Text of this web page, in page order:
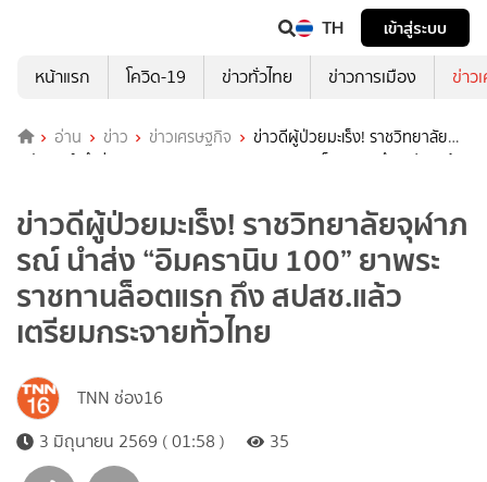
TH
เข้าสู่ระบบ
หน้าแรก
โควิด-19 ข่าวทั่วไทย ข่าวการเมือง ข่าว
อ่าน ข่าว ข่าวเศรษฐกิจ
ข่าวดีผู้ป่วยมะเร็ง! ราชวิทยาลัย
จุฬาภรณ์ นำส่ง “อิมครานิบ 100” ยาพระราชทานล็อตแรก ถึง สปสช.แล้ว
ข่าวดีผู้ป่วยมะเร็ง! ราชวิทยาลัยจุฬาภ
รณ์ นำส่ง “อิมครานิบ 100” ยาพระ
ราชทานล็อตแรก ถึง สปสช.แล้ว
เตรียมกระจายทั่วไทย
TNN ช่อง16
3 มิถุนายน 2569 ( 01:58 )
35